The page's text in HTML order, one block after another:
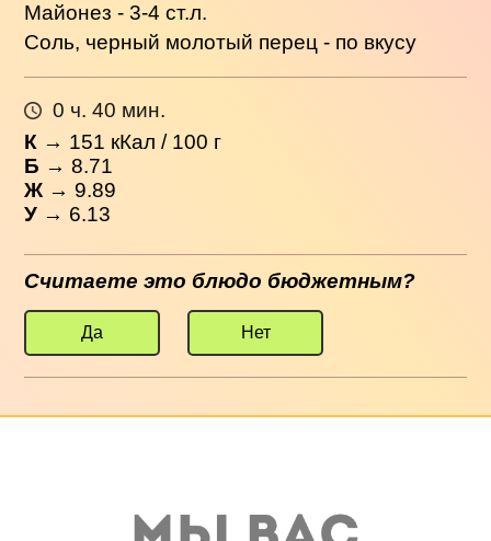
Майонез - 3-4 ст.л.
Соль, черный молотый перец - по вкусу
0 ч. 40 мин.
К → 151 кКал / 100 г
Б → 8.71
Ж → 9.89
У → 6.13
Считаете это блюдо бюджетным?
Да Нет